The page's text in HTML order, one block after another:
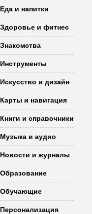
Еда и напитки
Здоровье и фитнес
Знакомства
Инструменты
Искусство и дизайн
Карты и навигация
Книги и справочники
Музыка и аудио
Новости и журналы
Образование
Обучающие
Персонализация